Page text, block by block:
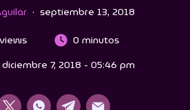
· septiembre 13, 2018
views
0 minutos
7, 2018 - 05:46 pm